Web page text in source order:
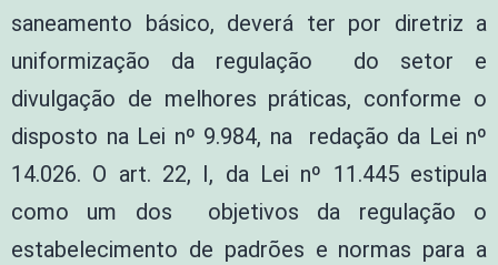
saneamento básico, deverá ter por diretriz a
uniformização da regulação do setor e
divulgação de melhores práticas, conforme o
disposto na Lei nº 9.984, na redação da Lei nº
14.026. O art. 22, I, da Lei nº 11.445 estipula
como um dos objetivos da regulação o
estabelecimento de padrões e normas para a